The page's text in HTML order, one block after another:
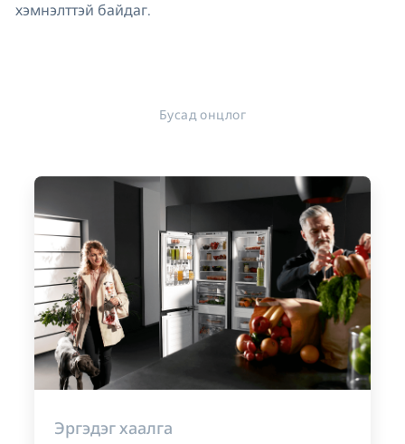
хэмнэлттэй байдаг.
Бусад онцлог
Эргэдэг хаалга